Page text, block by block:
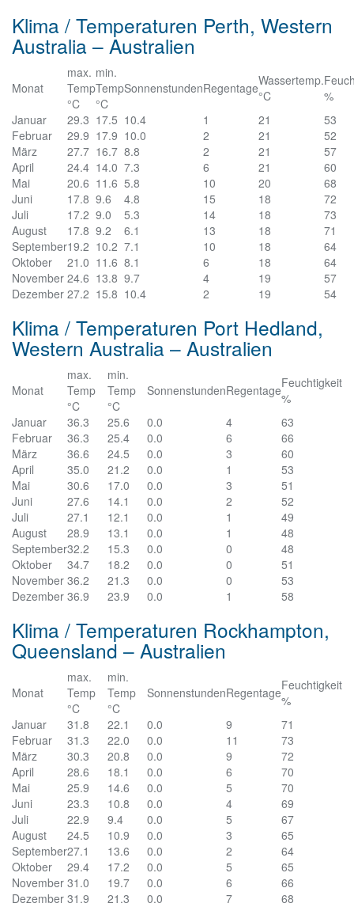
Klima / Temperaturen Perth, Western
Australia – Australien
Monat
max.
Temp
°C
min.
Temp
°C
SonnenstundenRegentageWassertemp.
°C
%
Januar
29.3 17.5 10.4 1 21
53
Februar
29.9 17.9 10.0 2 21
52
März
27.7 16.7 8.8 2 21
57
April
24.4 14.0 7.3 6 21
60
Mai
20.6 11.6 5.8 10 20
68
Juni
17.8 9.6 4.8 15 18
72
Juli
17.2 9.0 5.3 14 18
73
August
17.8 9.2 6.1 13 18
71
September19.2 10.2 7.1 10 18
64
Oktober
21.0 11.6 8.1 6 18
64
November 24.6 13.8 9.7 4 19
57
Dezember 27.2 15.8 10.4 2 19 54
Klima / Temperaturen Port Hedland,
Western Australia – Australien
Monat
max.
Temp
°C
min.
Temp
°C
SonnenstundenRegentageFeuchtigkeit
%
Januar
36.3 25.6 0.0 4
63
Februar
36.3 25.4 0.0 6
66
März
36.6 24.5 0.0 3
60
April
35.0 21.2 0.0 1
53
Mai
30.6 17.0 0.0 3
51
Juni
27.6 14.1 0.0 2
52
Juli
27.1 12.1 0.0 1
49
August
28.9 13.1 0.0 1
48
September32.2 15.3 0.0 0
48
Oktober
34.7 18.2 0.0 0
51
November 36.2 21.3 0.0 0
53
Dezember 36.9 23.9 0.0 1 58
Klima / Temperaturen Rockhampton,
Queensland – Australien
Monat
max.
Temp
°C
min.
Temp
°C
SonnenstundenRegentageFeuchtigkeit
%
Januar
31.8 22.1 0.0 9
71
Februar
31.3 22.0 0.0 11
73
März
30.3 20.8 0.0 9
72
April
28.6 18.1 0.0 6
70
Mai
25.9 14.6 0.0 5
70
Juni
23.3 10.8 0.0 4
69
Juli
22.9 9.4 0.0 5
67
August
24.5 10.9 0.0 3
65
September27.1 13.6 0.0 2
64
Oktober
29.4 17.2 0.0 5
65
November 31.0 19.7 0.0 6
66
Dezember 31.9 21.3 0.0 7 68